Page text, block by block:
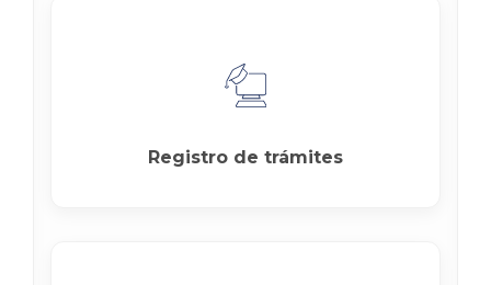
Registro de trámites